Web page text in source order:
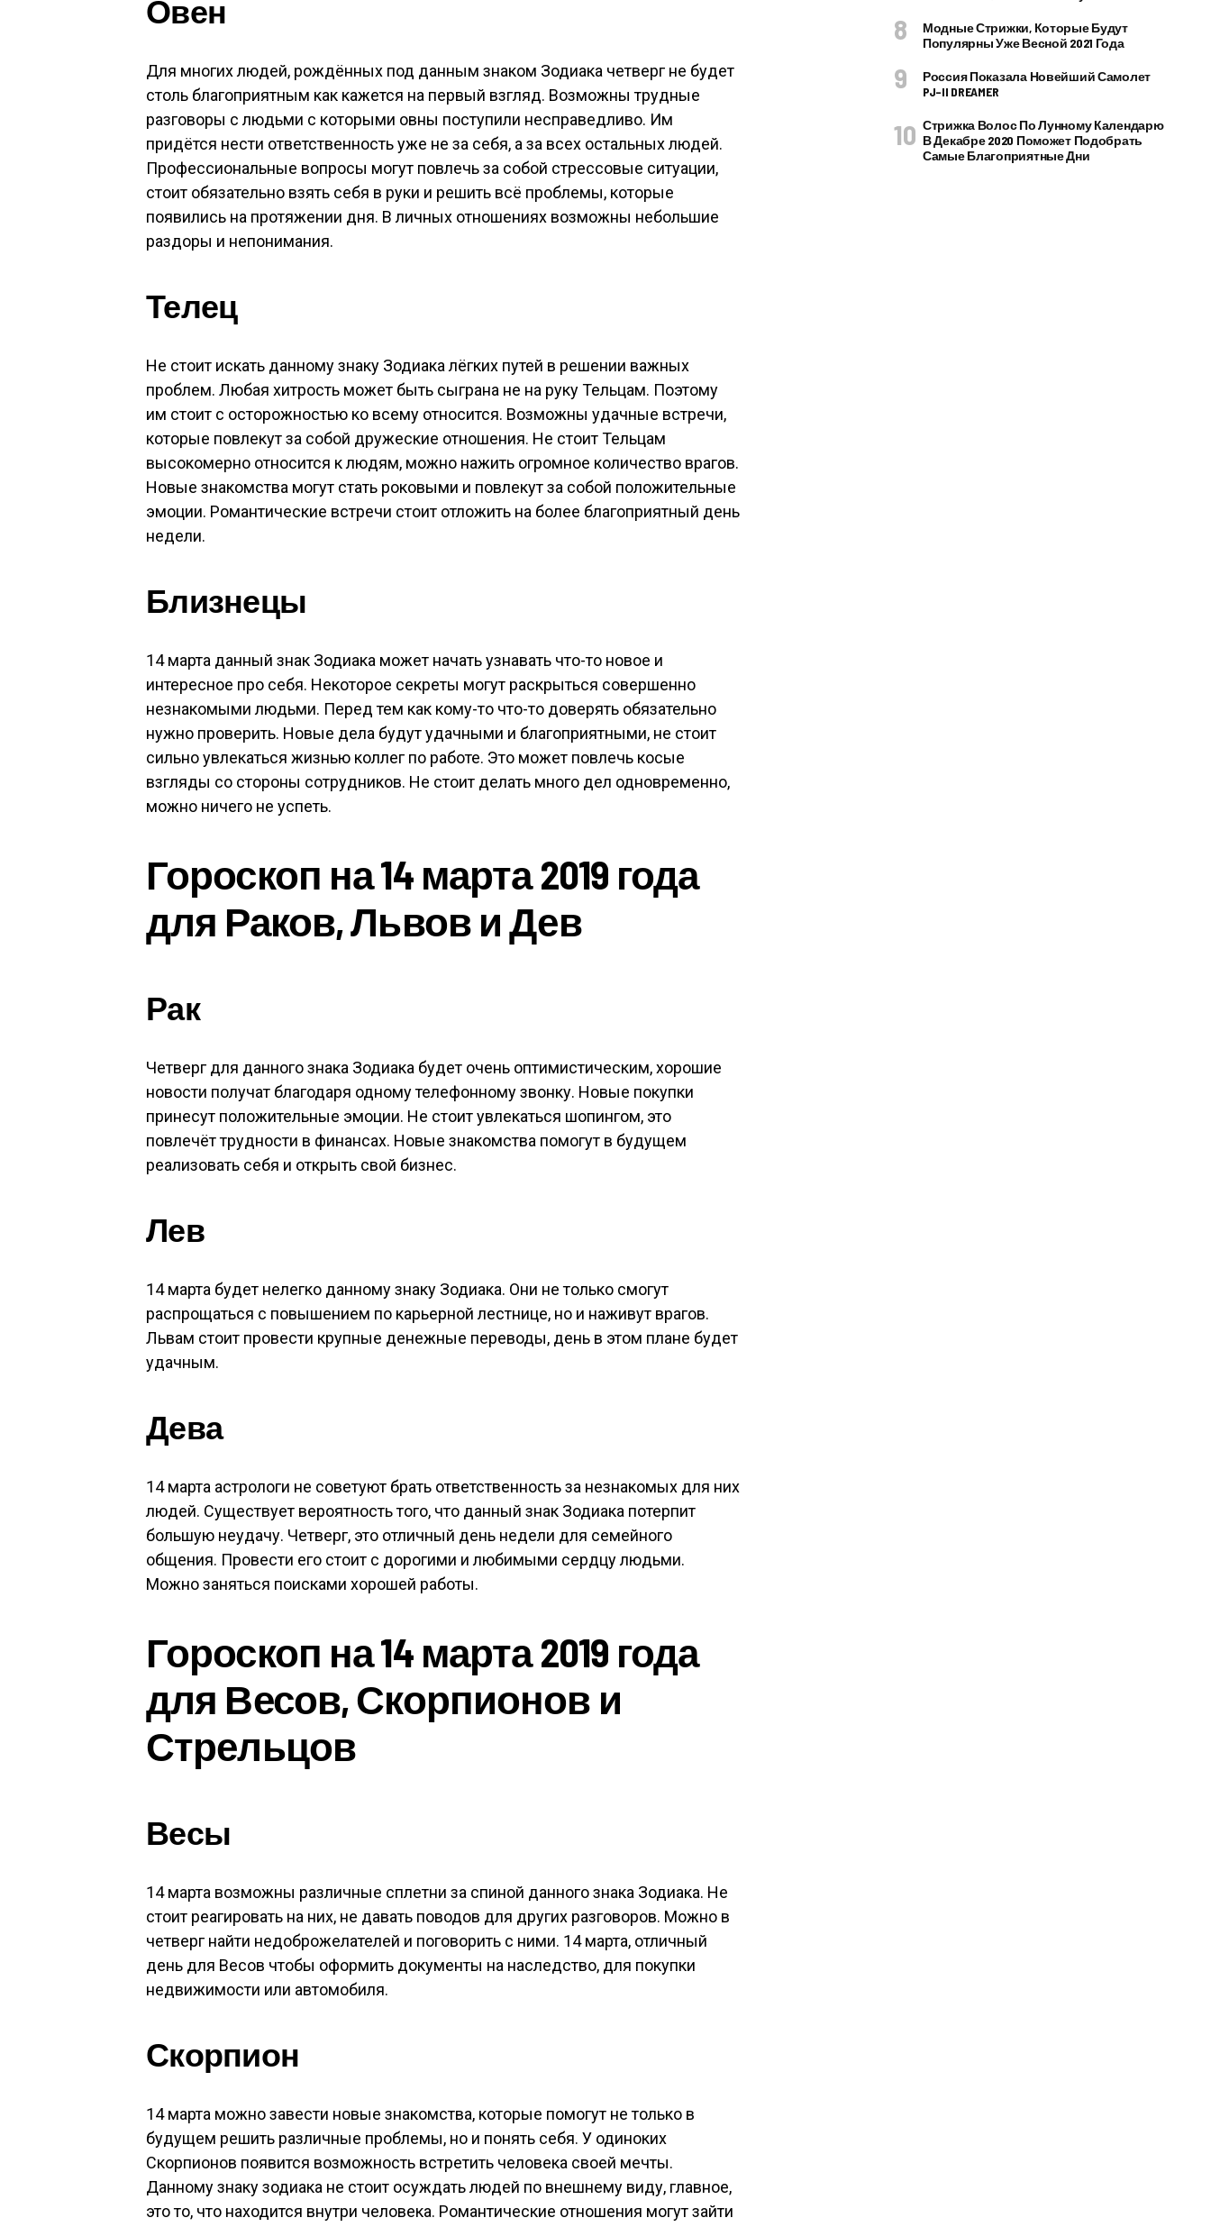
Овен
Для многих людей, рождённых под данным знаком Зодиака четверг не будет
столь благоприятным как кажется на первый взгляд. Возможны трудные
разговоры с людьми с которыми овны поступили несправедливо. Им
придётся нести ответственность уже не за себя, а за всех остальных людей.
Профессиональные вопросы могут повлечь за собой стрессовые ситуации,
стоит обязательно взять себя в руки и решить всё проблемы, которые
появились на протяжении дня. В личных отношениях возможны небольшие
раздоры и непонимания.
Телец
Не стоит искать данному знаку Зодиака лёгких путей в решении важных
проблем. Любая хитрость может быть сыграна не на руку Тельцам. Поэтому
им стоит с осторожностью ко всему относится. Возможны удачные встречи,
которые повлекут за собой дружеские отношения. Не стоит Тельцам
высокомерно относится к людям, можно нажить огромное количество врагов.
Новые знакомства могут стать роковыми и повлекут за собой положительные
эмоции. Романтические встречи стоит отложить на более благоприятный день
недели.
Близнецы
14 марта данный знак Зодиака может начать узнавать что-то новое и
интересное про себя. Некоторое секреты могут раскрыться совершенно
незнакомыми людьми. Перед тем как кому-то что-то доверять обязательно
нужно проверить. Новые дела будут удачными и благоприятными, не стоит
сильно увлекаться жизнью коллег по работе. Это может повлечь косые
взгляды со стороны сотрудников. Не стоит делать много дел одновременно,
можно ничего не успеть.
Гороскоп на 14 марта 2019 года
для Раков, Львов и Дев
Рак
Четверг для данного знака Зодиака будет очень оптимистическим, хорошие
новости получат благодаря одному телефонному звонку. Новые покупки
принесут положительные эмоции. Не стоит увлекаться шопингом, это
повлечёт трудности в финансах. Новые знакомства помогут в будущем
реализовать себя и открыть свой бизнес.
Лев
14 марта будет нелегко данному знаку Зодиака. Они не только смогут
распрощаться с повышением по карьерной лестнице, но и наживут врагов.
Львам стоит провести крупные денежные переводы, день в этом плане будет
удачным.
Дева
14 марта астрологи не советуют брать ответственность за незнакомых для них
людей. Существует вероятность того, что данный знак Зодиака потерпит
большую неудачу. Четверг, это отличный день недели для семейного
общения. Провести его стоит с дорогими и любимыми сердцу людьми.
Можно заняться поисками хорошей работы.
Гороскоп на 14 марта 2019 года
для Весов, Скорпионов и
Стрельцов
Весы
14 марта возможны различные сплетни за спиной данного знака Зодиака. Не
стоит реагировать на них, не давать поводов для других разговоров. Можно в
четверг найти недоброжелателей и поговорить с ними. 14 марта, отличный
день для Весов чтобы оформить документы на наследство, для покупки
недвижимости или автомобиля.
Скорпион
14 марта можно завести новые знакомства, которые помогут не только в
будущем решить различные проблемы, но и понять себя. У одиноких
Скорпионов появится возможность встретить человека своей мечты.
Данному знаку зодиака не стоит осуждать людей по внешнему виду, главное,
это то, что находится внутри человека. Романтические отношения могут зайти
Модные Стрижки, Которые Будут
Популярны Уже Весной 2021 Года
Россия Показала Новейший Самолет
PJ–II DREAMER
Стрижка Волос По Лунному Календарю
В Декабре 2020 Поможет Подобрать
Самые Благоприятные Дни